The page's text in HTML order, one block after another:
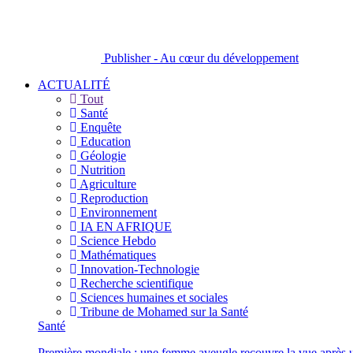
Publisher - Au cœur du développement
ACTUALITÉ
Tout
Santé
Enquête
Education
Géologie
Nutrition
Agriculture
Reproduction
Environnement
IA EN AFRIQUE
Science Hebdo
Mathématiques
Innovation-Technologie
Recherche scientifique
Sciences humaines et sociales
Tribune de Mohamed sur la Santé
Santé